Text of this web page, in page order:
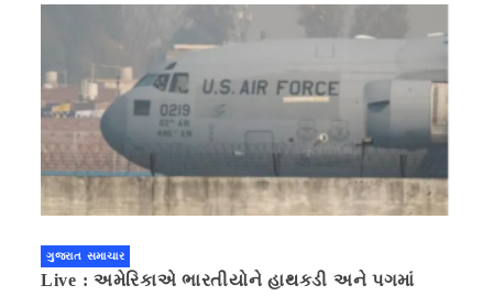
ગુજરાત સમાચાર
Live : અમેરિકાએ ભારતીયોને હાથકડી અને પગમાં